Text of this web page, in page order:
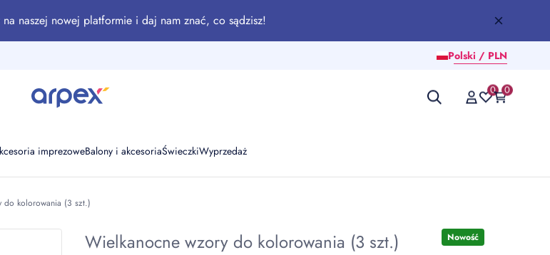
naszej nowej platformie i daj nam znać, co sądzisz!
Polski / PLN
0 0
imprezoweBalony i akcesoriaŚwieczkiWyprzedaż
do kolorowania (3 szt.)
Wielkanocne wzory do kolorowania (3 szt.) Nowość